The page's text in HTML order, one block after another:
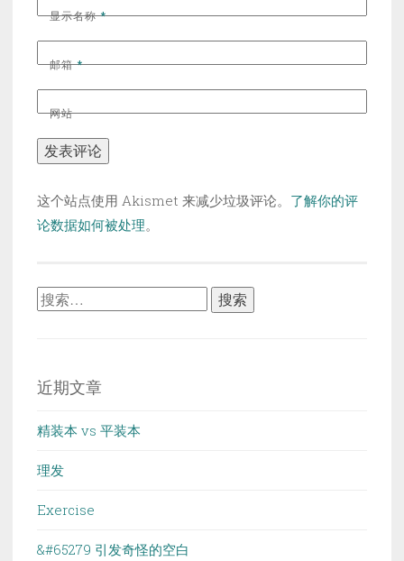
显示名称*
邮箱*
网站
这个站点使用 Akismet 来减少垃圾评论。 了解你的评
论数据如何被处理。
搜
近期文章
精装本 vs 平装本
理发
Exercise
&#65279 引发奇怪的空白